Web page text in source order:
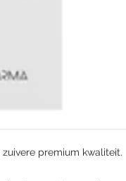
zuivere premium kwaliteit.